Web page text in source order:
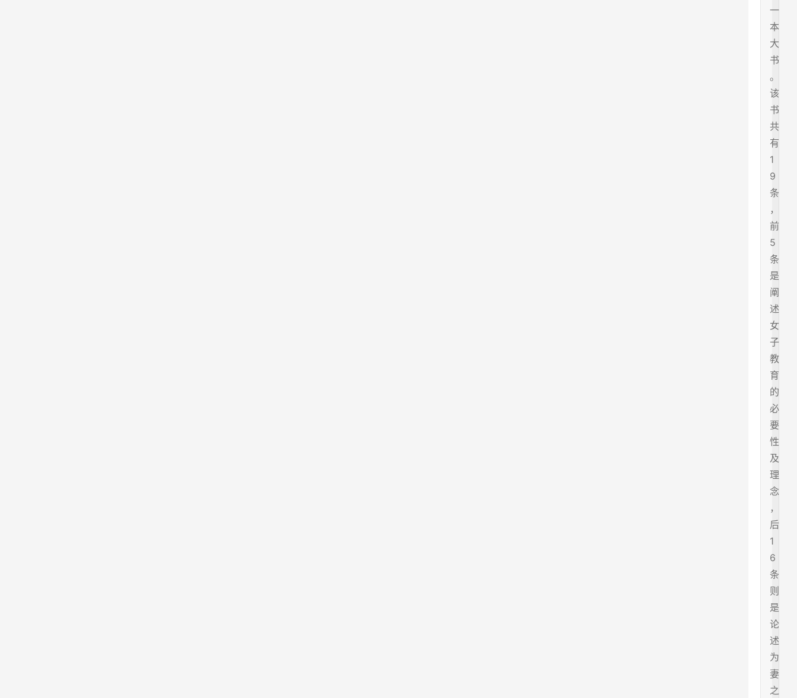
一
本
大
书
。
该
书
共
有
1
9
条
，
前
5
条
是
阐
述
女
子
教
育
的
必
要
性
及
理
念
，
后
1
6
条
则
是
论
述
为
妻
之